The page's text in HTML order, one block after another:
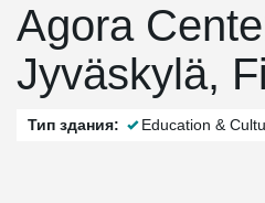
Agora
Jyväskylä,
Тип здания: Education &